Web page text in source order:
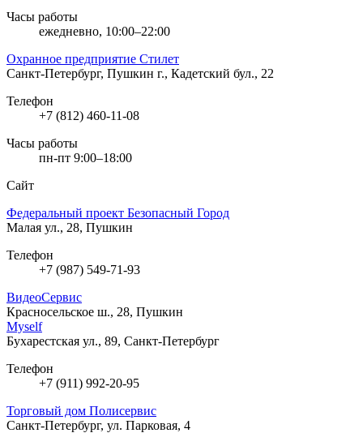
Часы работы
ежедневно, 10:00–22:00
Охранное предприятие Стилет
Санкт-Петербург, Пушкин г., Кадетский бул., 22
Телефон
+7 (812) 460-11-08
Часы работы
пн-пт 9:00–18:00
Сайт
Федеральный проект Безопасный Город
Малая ул., 28, Пушкин
Телефон
+7 (987) 549-71-93
ВидеоСервис
Красносельское ш., 28, Пушкин
Myself
Бухарестская ул., 89, Санкт-Петербург
Телефон
+7 (911) 992-20-95
Торговый дом Полисервис
Санкт-Петербург, ул. Парковая, 4